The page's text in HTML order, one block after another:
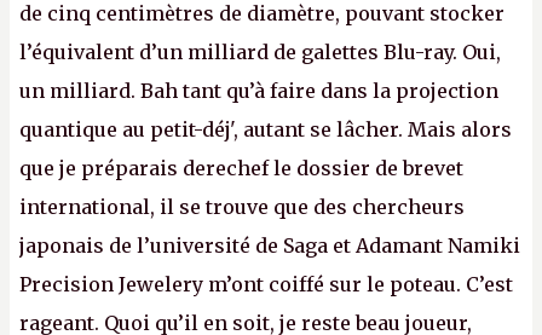
de cinq centimètres de diamètre, pouvant stocker
l’équivalent d’un milliard de galettes Blu-ray. Oui,
un milliard. Bah tant qu’à faire dans la projection
quantique au petit-déj', autant se lâcher. Mais alors
que je préparais derechef le dossier de brevet
international, il se trouve que des chercheurs
japonais de l’université de Saga et Adamant Namiki
Precision Jewelery m’ont coiffé sur le poteau. C’est
rageant. Quoi qu’il en soit, je reste beau joueur,